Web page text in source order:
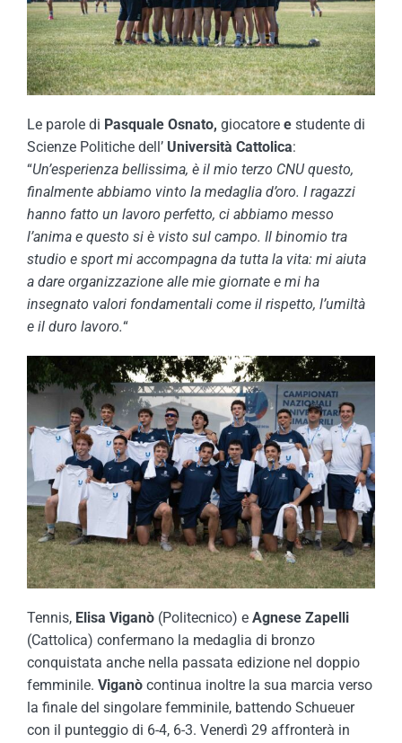
Le parole di Pasquale Osnato, giocatore e studente di
Scienze Politiche dell’ Università Cattolica:
“Un’esperienza bellissima, è il mio terzo CNU questo,
finalmente abbiamo vinto la medaglia d’oro. I ragazzi
hanno fatto un lavoro perfetto, ci abbiamo messo
l’anima e questo si è visto sul campo. Il binomio tra
studio e sport mi accompagna da tutta la vita: mi aiuta
a dare organizzazione alle mie giornate e mi ha
insegnato valori fondamentali come il rispetto, l’umiltà
e il duro lavoro.“
Tennis, Elisa Viganò (Politecnico) e Agnese Zapelli
(Cattolica) confermano la medaglia di bronzo
conquistata anche nella passata edizione nel doppio
femminile. Viganò continua inoltre la sua marcia verso
la finale del singolare femminile, battendo Schueuer
con il punteggio di 6-4, 6-3. Venerdì 29 affronterà in